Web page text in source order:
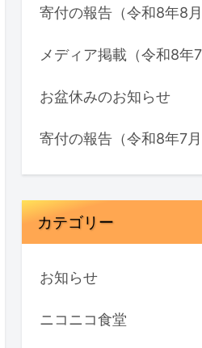
寄付の報告（令和8年8月
メディア掲載（令和8年7
お盆休みのお知らせ
寄付の報告（令和8年7月
カテゴリー
お知らせ
ニコニコ食堂